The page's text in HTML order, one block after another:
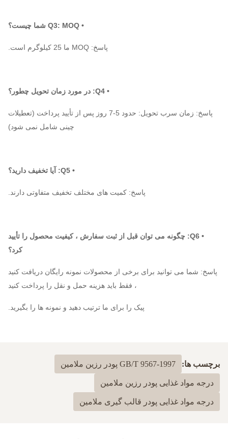
• Q3: MOQ شما چیست؟
پاسخ: MOQ ما 25 کیلوگرم است.
• Q4: در مورد زمان تحویل چطور؟
پاسخ: زمان سرب تحویل: حدود 5-7 روز پس از تأیید پرداخت (تعطیلات
چینی شامل نمی شود)
• Q5: آیا تخفیف دارید؟
پاسخ: کمیت های مختلف تخفیف متفاوتی دارند.
• Q6: چگونه می توان قبل از ثبت سفارش ، کیفیت محصول را تأیید
کرد؟
پاسخ: شما می توانید برای برخی از محصولات نمونه رایگان دریافت کنید
، فقط باید هزینه حمل و نقل را پرداخت کنید
پیک را برای ما ترتیب دهید و نمونه ها را بگیرید.
برچسب ها: GB/T 9567-1997 پودر رزین ملامین
درجه مواد غذایی پودر رزین ملامین
درجه مواد غذایی پودر قالب گیری ملامین